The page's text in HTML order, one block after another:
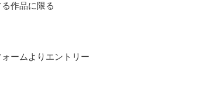
作品に限る
ームよりエントリー